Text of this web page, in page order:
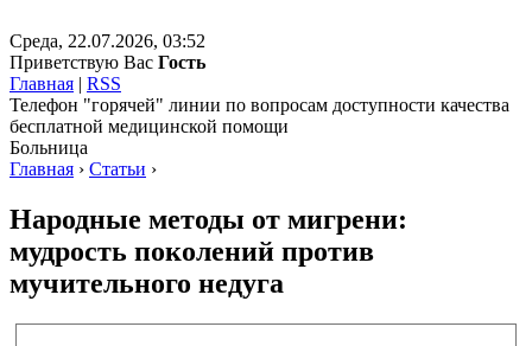
Среда, 22.07.2026, 03:52
Приветствую Вас Гость
Главная | RSS
Телефон "горячей" линии по вопросам доступности качества
бесплатной медицинской помощи
Больница
Главная › Статьи ›
Народные методы от мигрени:
мудрость поколений против
мучительного недуга